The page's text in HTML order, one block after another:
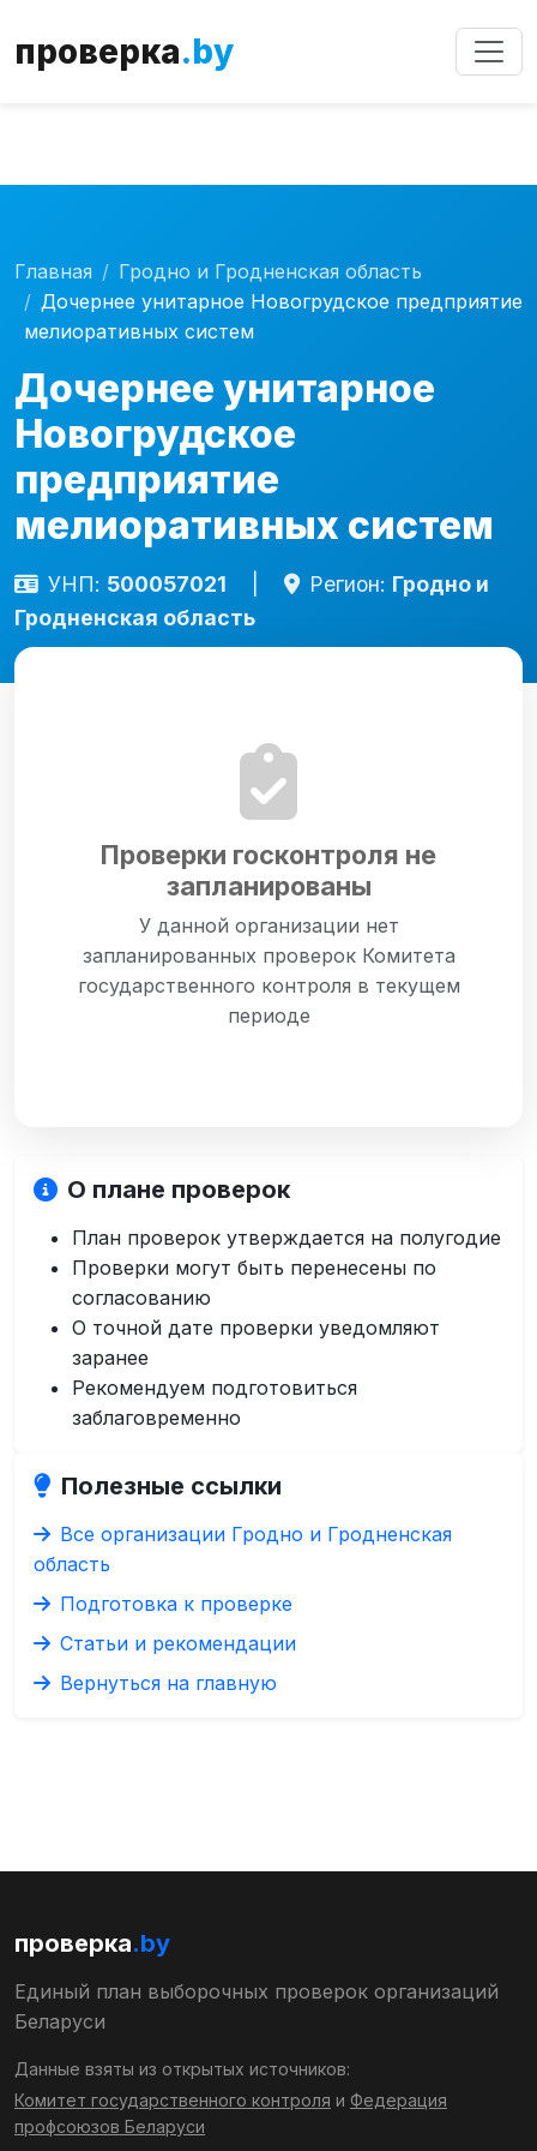
Сервис работает в тестовом режиме.
Возможны неточности в данных.
проверка.by
Главная
Гродно и Гродненская область
Дочернее унитарное Новогрудское предприятие
мелиоративных систем
Дочернее унитарное
Новогрудское
предприятие
мелиоративных систем
УНП: 500057021 Регион: Гродно и
Гродненская область
Проверки госконтроля не
запланированы
У данной организации нет
запланированных проверок Комитета
государственного контроля в текущем
периоде
О плане проверок
План проверок утверждается на полугодие
Проверки могут быть перенесены по
согласованию
О точной дате проверки уведомляют
заранее
Рекомендуем подготовиться
заблаговременно
Полезные ссылки
Все организации Гродно и Гродненская
область
Подготовка к проверке
Статьи и рекомендации
Вернуться на главную
проверка.by
Единый план выборочных проверок организаций
Беларуси
Данные взяты из открытых источников:
Комитет государственного контроля и Федерация
профсоюзов Беларуси